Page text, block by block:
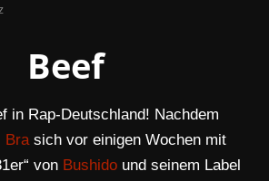
Beef
in Rap-Deutschland! Nachdem
Brasich vor einigen Wochen mit
von Bushido und seinem Label